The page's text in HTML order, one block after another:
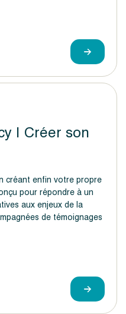
| Créer son
créant enfin votre propre
pour répondre à un
aux enjeux de la
de témoignages